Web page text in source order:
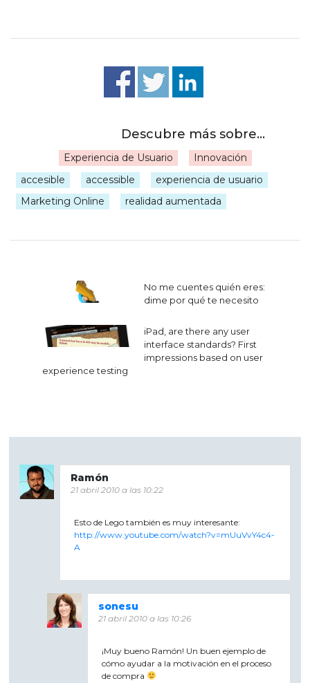
Experiencia de Usuario Innovación
accesible accessible
experiencia de usuario
Marketing Online
realidad aumentada
Navegación
entradas
No me cuentes quién eres:
dime por qué te necesito
iPad, are there any user
interface standards? First
impressions based on user
experience testing
Ramón
21 abril 2010 a las 10:22
Esto de Lego también es muy interesante:
http://www.youtube.com/watch?v=mUuVvY4c4-
A
sonesu
21 abril 2010 a las 10:26
¡Muy bueno Ramón! Un buen ejemplo de
cómo ayudar a la motivación en el proceso
de compra